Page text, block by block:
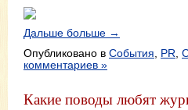
Дальше больше →
Опубликовано в События PR
комментариев »
Какие поводы любят